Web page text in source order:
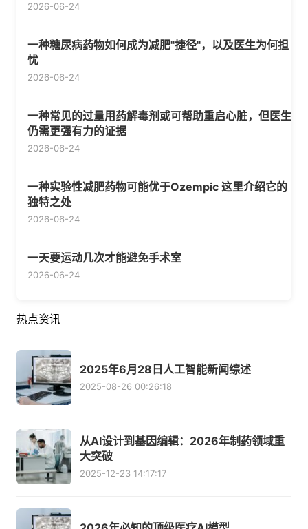
2026-06-24
一种糖尿病药物如何成为减肥"捷径"，以及医生为何担
忧
2026-06-24
一种常见的过量用药解毒剂或可帮助重启心脏，但医生
仍需更强有力的证据
2026-06-24
一种实验性减肥药物可能优于Ozempic 这里介绍它的
独特之处
2026-06-24
一天要运动几次才能避免手术室
2026-06-24
热点资讯
2025年6月28日人工智能新闻综述
2025-08-26 00:26:18
从AI设计到基因编辑：2026年制药领域重
大突破
2025-12-23 14:17:17